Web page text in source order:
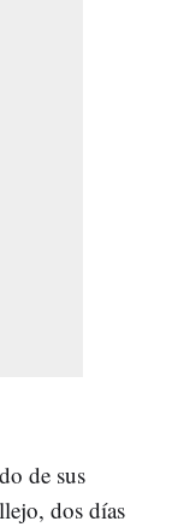
de sus
dos días